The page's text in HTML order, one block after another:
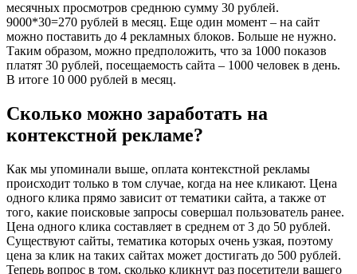
месячных просмотров среднюю сумму 30 рублей.
9000*30=270 рублей в месяц. Еще один момент – на сайт
можно поставить до 4 рекламных блоков. Больше не нужно.
Таким образом, можно предположить, что за 1000 показов
платят 30 рублей, посещаемость сайта – 1000 человек в день.
В итоге 10 000 рублей в месяц.
Сколько можно заработать на
контекстной рекламе?
Как мы упоминали выше, оплата контекстной рекламы
происходит только в том случае, когда на нее кликают. Цена
одного клика прямо зависит от тематики сайта, а также от
того, какие поисковые запросы совершал пользователь ранее.
Цена одного клика составляет в среднем от 3 до 50 рублей.
Существуют сайты, тематика которых очень узкая, поэтому
цена за клик на таких сайтах может достигать до 500 рублей.
Теперь вопрос в том, сколько кликнут раз посетители вашего